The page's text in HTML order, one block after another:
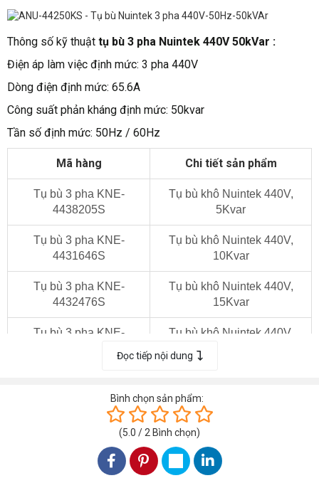
Thông số kỹ thuật tụ bù 3 pha Nuintek 440V 50kVar :
Điện áp làm việc định mức: 3 pha 440V
Dòng điện định mức: 65.6A
Công suất phản kháng định mức: 50kvar
Tần số định mức: 50Hz / 60Hz
Mã hàng Chi tiết sản phẩm
Tụ bù 3 pha KNE-
4438205S
Tụ bù khô Nuintek 440V,
5Kvar
Tụ bù 3 pha KNE-
4431646S
Tụ bù khô Nuintek 440V,
10Kvar
Tụ bù 3 pha KNE-
4432476S
Tụ bù khô Nuintek 440V,
15Kvar
Tụ bù 3 pha KNE-
Tụ bù khô Nuintek 440V,
Tụ bù 3 pha KNE-
Tụ bù khô Nuintek 440V,
Tụ bù 3 pha KNE-
Tụ bù khô Nuintek 440V,
Đọc tiếp nội dung
Bình chọn sản phẩm:
(5.0 / 2 Bình chọn)